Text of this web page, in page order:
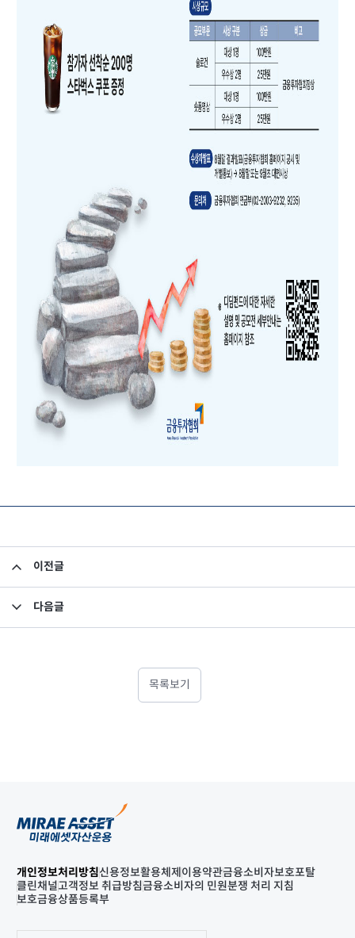
이전글
다음글
목록보기
개인정보처리방침신용정보활용체제 이용약관금융소비자보호포탈
클린채널고객정보 취급방침금융소비자의 민원분쟁 처리 지침
보호금융상품등록부